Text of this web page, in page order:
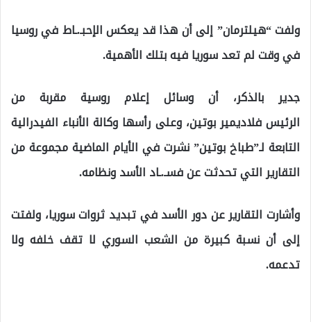
ولفت “هيلترمان” إلى أن هذا قد يعكس الإحبـ.ـاط في روسيا
في وقت لم تعد سوريا فيه بتلك الأهمية.
جدير بالذكر، أن وسائل إعلام روسية مقربة من
الرئيس فلاديمير بوتين، وعلى رأسها وكالة الأنباء الفيدرالية
التابعة لـ”طباخ بوتين” نشرت في الأيام الماضية مجموعة من
التقارير التي تحدثت عن فسـ.ـاد الأسد ونظامه.
وأشارت التقارير عن دور الأسد في تبديد ثروات سوريا، ولفتت
إلى أن نسبة كبيرة من الشعب السوري لا تقف خلفه ولا
تدعمه.